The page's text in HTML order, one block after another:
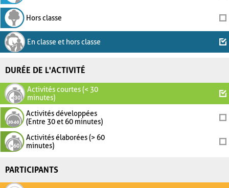
Hors classe
En classe et hors classe
DURÉE DE L'ACTIVITÉ
Activités courtes (< 30
minutes)
Activités développées
(Entre 30 et 60 minutes)
Activités élaborées (> 60
minutes)
PARTICIPANTS